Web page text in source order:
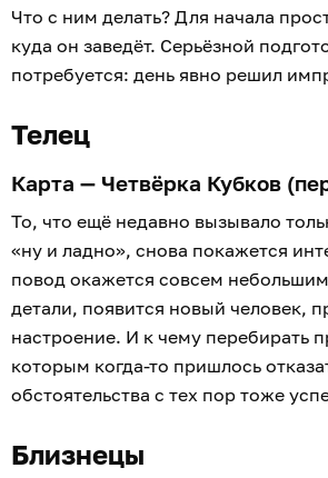
Что с ним делать? Для начала
куда он заведёт. Серьёзной
потребуется: день явно решил
Телец
Карта — Четвёрка Кубков
То, что ещё недавно вызывало
«ну и ладно», снова покажется
повод окажется совсем
детали, появится новый человек,
настроение. И к чему перебирать
которым когда-то пришлось
обстоятельства с тех пор тоже
Близнецы